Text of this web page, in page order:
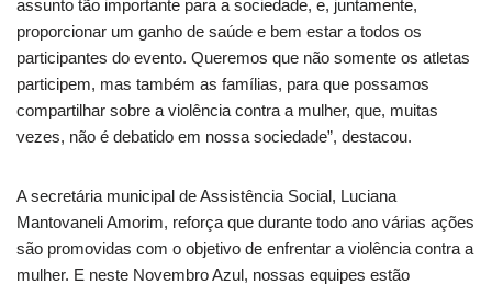
assunto tão importante para a sociedade, e, juntamente,
proporcionar um ganho de saúde e bem estar a todos os
participantes do evento. Queremos que não somente os atletas
participem, mas também as famílias, para que possamos
compartilhar sobre a violência contra a mulher, que, muitas
vezes, não é debatido em nossa sociedade”, destacou.
A secretária municipal de Assistência Social, Luciana
Mantovaneli Amorim, reforça que durante todo ano várias ações
são promovidas com o objetivo de enfrentar a violência contra a
mulher. E neste Novembro Azul, nossas equipes estão